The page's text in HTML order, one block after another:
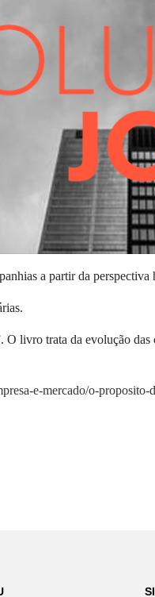
a partir da perspectiva
livro trata da evolução das
e-mercado/o-proposito-